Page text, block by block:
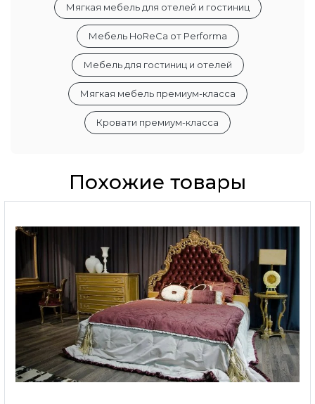
Мягкая мебель для отелей и гостиниц
Мебель HoReCa от Performa
Мебель для гостиниц и отелей
Мягкая мебель премиум-класса
Кровати премиум-класса
Похожие товары